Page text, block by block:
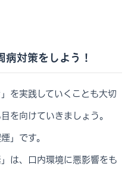
病対策をしよう！
を実践していくことも大切
を向けていきましょう。
」です。
は、口内環境に悪影響をも